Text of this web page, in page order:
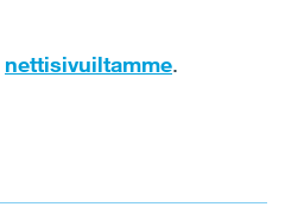
nettisivuiltamme.